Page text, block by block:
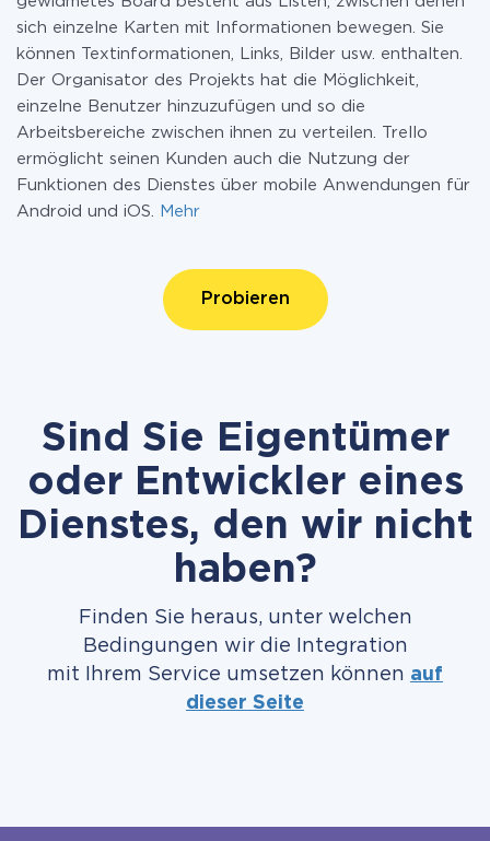
sich einzelne Karten mit Informationen bewegen. Sie
können Textinformationen, Links, Bilder usw. enthalten.
Der Organisator des Projekts hat die Möglichkeit,
einzelne Benutzer hinzuzufügen und so die
Arbeitsbereiche zwischen ihnen zu verteilen. Trello
ermöglicht seinen Kunden auch die Nutzung der
Funktionen des Dienstes über mobile Anwendungen für
Android und iOS.
Mehr
Probieren
Sind Sie Eigentümer
oder Entwickler eines
Dienstes, den wir nicht
haben?
Finden Sie heraus, unter welchen
Bedingungen wir die Integration
mit Ihrem Service umsetzen können auf
dieser Seite